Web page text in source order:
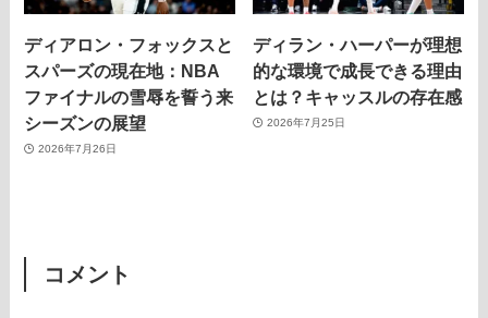
ディアロン・フォックスと
スパーズの現在地：NBA
ファイナルの雪辱を誓う来
シーズンの展望
2026年7月26日
ディラン・ハーパーが理想
的な環境で成長できる理由
とは？キャッスルの存在感
2026年7月25日
コメント